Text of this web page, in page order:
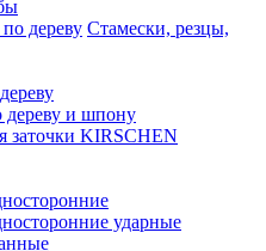
Стамески, резцы,
дереву и шпону
заточки KIRSCHEN
ударные